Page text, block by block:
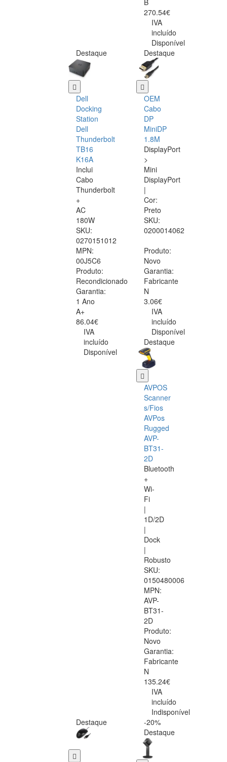
B
270.54€
IVA
incluído
Disponível
Destaque
Dell
Docking
Station
Dell
Thunderbolt
TB16
K16A
Inclui
Cabo
Thunderbolt
+
AC
180W
SKU:
0270151012
MPN:
00J5C6
Produto:
Recondicionado
Garantia:
1 Ano
A+
86.04€
IVA
incluído
Disponível
Destaque
OEM
Cabo
DP
MiniDP
1.8M
DisplayPort
>
Mini
DisplayPort
|
Cor:
Preto
SKU:
0200014062
Produto:
Novo
Garantia:
Fabricante
N
3.06€
IVA
incluído
Disponível
Destaque
AVPOS
Scanner
s/Fios
AVPos
Rugged
AVP-
BT31-
2D
Bluetooth
+
Wi-
Fi
|
1D/2D
|
Dock
|
Robusto
SKU:
0150480006
MPN:
AVP-
BT31-
2D
Produto:
Novo
Garantia:
Fabricante
N
135.24€
IVA
incluído
Indisponível
Destaque
-20%
Destaque